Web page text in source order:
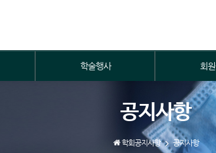
학술행사 회
공지사항
학회공지사항 공지사항